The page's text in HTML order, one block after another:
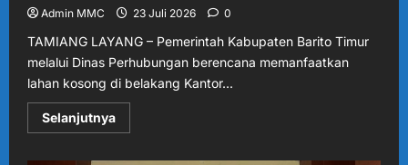
Admin MMC 23 Juli 2026 0
TAMIANG LAYANG – Pemerintah Kabupaten Barito Timur
melalui Dinas Perhubungan berencana memanfaatkan
lahan kosong di belakang Kantor...
SelanjutnyaRead
more